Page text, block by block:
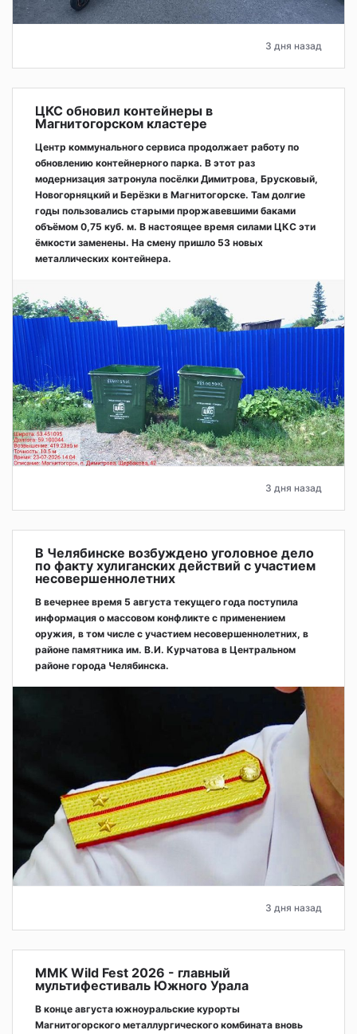
3 дня назад
ЦКС обновил контейнеры в
Магнитогорском кластере
Центр коммунального сервиса продолжает работу по
обновлению контейнерного парка. В этот раз
модернизация затронула посёлки Димитрова, Брусковый,
Новогорняцкий и Берёзки в Магнитогорске. Там долгие
годы пользовались старыми проржавевшими баками
объёмом 0,75 куб. м. В настоящее время силами ЦКС эти
ёмкости заменены. На смену пришло 53 новых
металлических контейнера.
3 дня назад
В Челябинске возбуждено уголовное дело
по факту хулиганских действий с участием
несовершеннолетних
В вечернее время 5 августа текущего года поступила
информация о массовом конфликте с применением
оружия, в том числе с участием несовершеннолетних, в
районе памятника им. В.И. Курчатова в Центральном
районе города Челябинска.
3 дня назад
ММК Wild Fest 2026 - главный
мультифестиваль Южного Урала
В конце августа южноуральские курорты
Магнитогорского металлургического комбината вновь